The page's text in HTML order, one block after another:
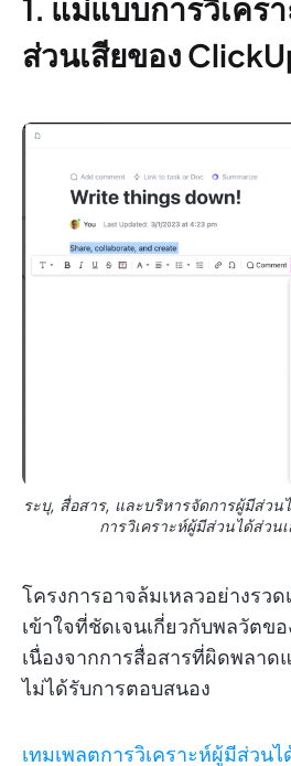
1. แม่แบบการวิเคร
ส่วนเสียของ
ระบุ, สื่อสาร, และบริหารจัดการผู้มีส่วน
การวิเคราะห์ผู้มีส่วนได้ส่วน
โครงการอาจล้มเหลวอย่างรว
เข้าใจที่ชัดเจนเกี่ยวกับพลวัตข
เนื่องจากการสื่อสารที่ผิดพลาด
ไม่ได้รับการตอบสนอง
เทมเพลตการวิเคราะห์ผู้มีส่วนไ